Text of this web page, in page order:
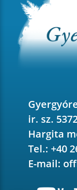
ir. sz.
Hargita
Tel.: +40
E-mail: